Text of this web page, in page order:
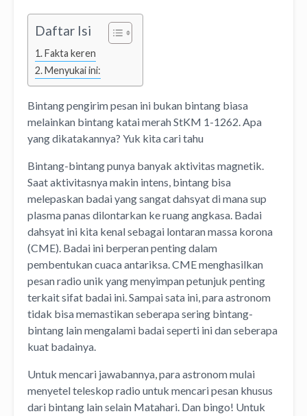
Daftar Isi
Fakta keren
Menyukai ini:
Bintang pengirim pesan ini bukan bintang biasa
melainkan bintang katai merah StKM 1-1262. Apa
yang dikatakannya? Yuk kita cari tahu
Bintang-bintang punya banyak aktivitas magnetik.
Saat aktivitasnya makin intens, bintang bisa
melepaskan badai yang sangat dahsyat di mana sup
plasma panas dilontarkan ke ruang angkasa. Badai
dahsyat ini kita kenal sebagai lontaran massa korona
(CME). Badai ini berperan penting dalam
pembentukan cuaca antariksa. CME menghasilkan
pesan radio unik yang menyimpan petunjuk penting
terkait sifat badai ini. Sampai sata ini, para astronom
tidak bisa memastikan seberapa sering bintang-
bintang lain mengalami badai seperti ini dan seberapa
kuat badainya.
Untuk mencari jawabannya, para astronom mulai
menyetel teleskop radio untuk mencari pesan khusus
dari bintang lain selain Matahari. Dan bingo! Untuk